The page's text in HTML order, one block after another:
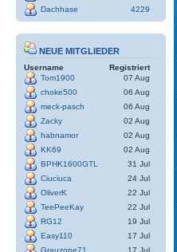
Dachhase
4229
NEUE MITGLIEDER
Username
Registriert
Tom1900
07 Aug
choke500
06 Aug
meck-pasch
06 Aug
Zacky
02 Aug
habnamor
02 Aug
KK69
02 Aug
BPHK1600GTL
31 Jul
Ciuciuca
24 Jul
OliverK
22 Jul
TeePeeKay
22 Jul
RG12
19 Jul
Easy110
17 Jul
Grauzone71
17 Jul